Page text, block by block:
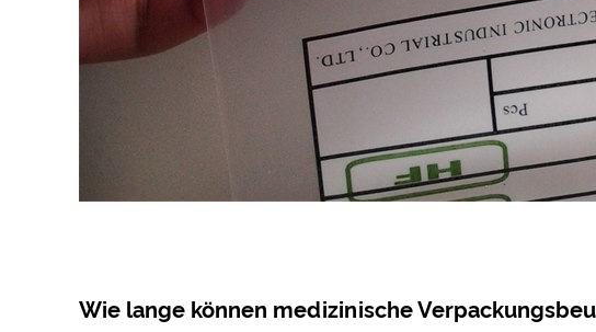
Wie lange können medizinische